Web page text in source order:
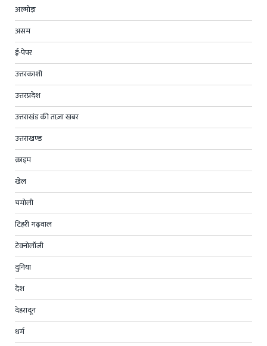
अल्मोड़ा
असम
ई-पेपर
उत्तरकाशी
उत्तरप्रदेश
उत्तराखंड की ताज़ा खबर
उत्तराखण्ड
क्राइम
खेल
चमोली
टिहरी गढ़वाल
टेक्नोलॉजी
दुनिया
देश
देहरादून
धर्म